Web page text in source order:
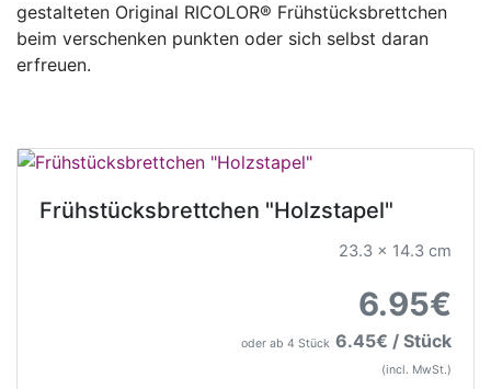
gestalteten Original RICOLOR® Frühstücksbrettchen
beim verschenken punkten oder sich selbst daran
erfreuen.
Frühstücksbrettchen "Holzstapel"
23.3 x 14.3 cm
6.95€
oder ab 4 Stück 6.45€ / Stück
(incl. MwSt.)